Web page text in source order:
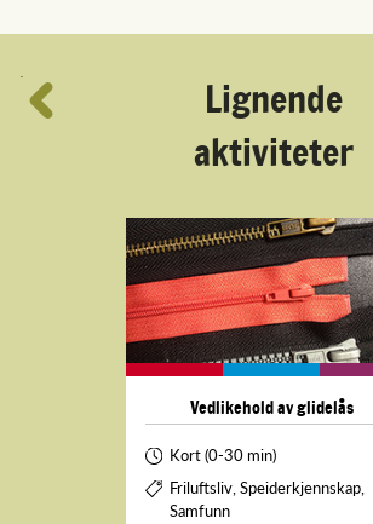
´
Lignende
aktiviteter
Vedlikehold av glidelås
Kort (0-30 min)
Friluftsliv, Speiderkjennskap,
Samfunn